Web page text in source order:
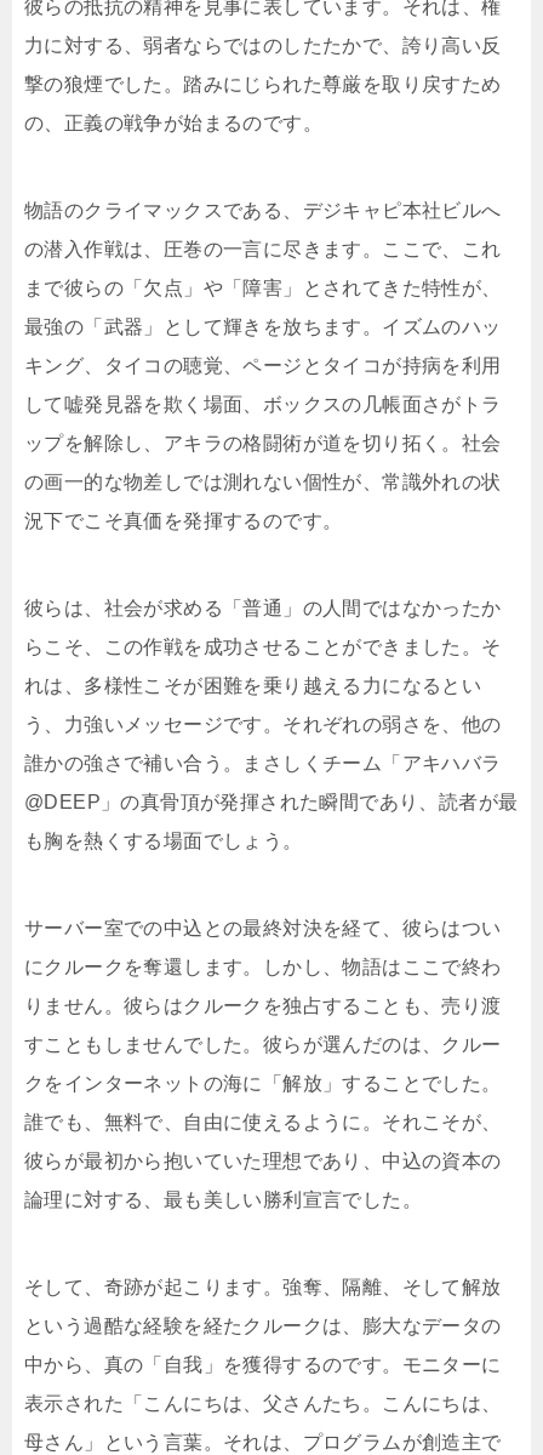
彼らの抵抗の精神を見事に表しています。それは、権
力に対する、弱者ならではのしたたかで、誇り高い反
撃の狼煙でした。踏みにじられた尊厳を取り戻すため
の、正義の戦争が始まるのです。
物語のクライマックスである、デジキャピ本社ビルへ
の潜入作戦は、圧巻の一言に尽きます。ここで、これ
まで彼らの「欠点」や「障害」とされてきた特性が、
最強の「武器」として輝きを放ちます。イズムのハッ
キング、タイコの聴覚、ページとタイコが持病を利用
して嘘発見器を欺く場面、ボックスの几帳面さがトラ
ップを解除し、アキラの格闘術が道を切り拓く。社会
の画一的な物差しでは測れない個性が、常識外れの状
況下でこそ真価を発揮するのです。
彼らは、社会が求める「普通」の人間ではなかったか
らこそ、この作戦を成功させることができました。そ
れは、多様性こそが困難を乗り越える力になるとい
う、力強いメッセージです。それぞれの弱さを、他の
誰かの強さで補い合う。まさしくチーム「アキハバラ
@DEEP」の真骨頂が発揮された瞬間であり、読者が最
も胸を熱くする場面でしょう。
サーバー室での中込との最終対決を経て、彼らはつい
にクルークを奪還します。しかし、物語はここで終わ
りません。彼らはクルークを独占することも、売り渡
すこともしませんでした。彼らが選んだのは、クルー
クをインターネットの海に「解放」することでした。
誰でも、無料で、自由に使えるように。それこそが、
彼らが最初から抱いていた理想であり、中込の資本の
論理に対する、最も美しい勝利宣言でした。
そして、奇跡が起こります。強奪、隔離、そして解放
という過酷な経験を経たクルークは、膨大なデータの
中から、真の「自我」を獲得するのです。モニターに
表示された「こんにちは、父さんたち。こんにちは、
母さん」という言葉。それは、プログラムが創造主で